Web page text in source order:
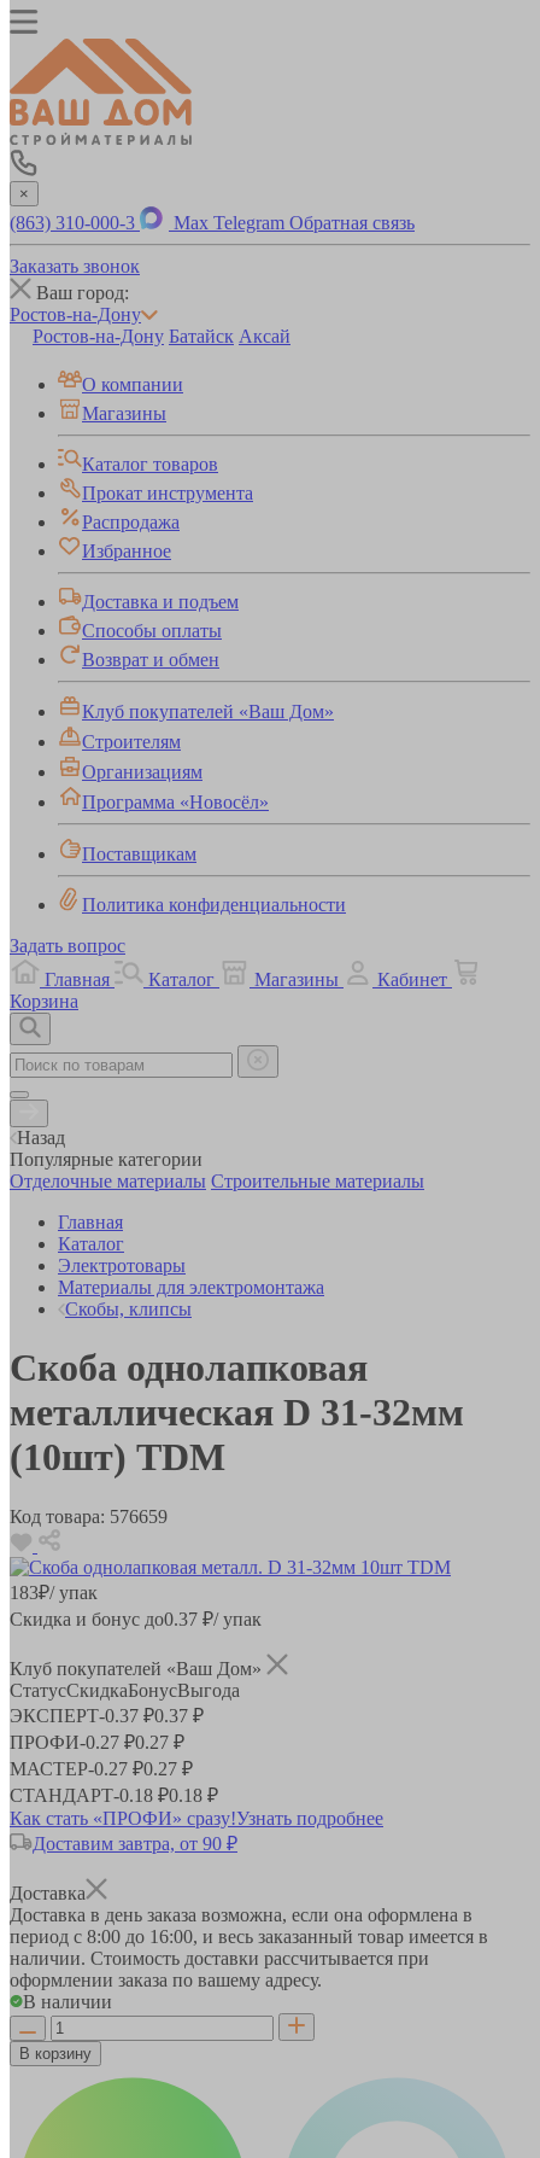
×
(863) 310-000-3 Max Telegram Обратная связь
Заказать звонок
Ваш город:
Ростов-на-Дону
Ростов-на-Дону Батайск Аксай
О компании
Магазины
Каталог товаров
Прокат инструмента
Распродажа
Избранное
Доставка и подъем
Способы оплаты
Возврат и обмен
Клуб покупателей «Ваш Дом»
Строителям
Организациям
Программа «Новосёл»
Поставщикам
Политика конфиденциальности
Задать вопрос
Главная
Каталог Магазины
Кабинет
Корзина
Назад
Популярные категории
Отделочные материалы Строительные материалы
Главная
Каталог
Электротовары
Материалы для электромонтажа
Скобы, клипсы
Скоба однолапковая
металлическая D 31-32мм
(10шт) TDM
Код товара: 576659
183₽/ упак
Скидка и бонус до0.37 ₽/ упак
Клуб покупателей «Ваш Дом»
СтатусСкидкаБонусВыгода
ЭКСПЕРТ-0.37 ₽0.37 ₽
ПРОФИ-0.27 ₽0.27 ₽
МАСТЕР-0.27 ₽0.27 ₽
СТАНДАРТ-0.18 ₽0.18 ₽
Как стать «ПРОФИ» сразу!Узнать подробнее
Доставим завтра, от 90 ₽
Доставка
Доставка в день заказа возможна, если она оформлена в
период с 8:00 до 16:00, и весь заказанный товар имеется в
наличии. Стоимость доставки рассчитывается при
оформлении заказа по вашему адресу.
В наличии
В корзину